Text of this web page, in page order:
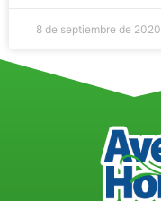
8 de septiembre de 2020